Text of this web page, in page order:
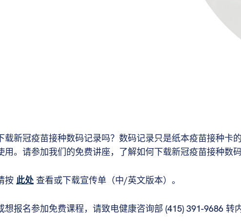
载新冠疫苗接种数码记录吗？数码记录只是纸本疫苗接种卡
用。请参加我们的免费讲座，了解如何下载新冠疫苗接种数码
按 此处查看或下载宣传单（中/英文版本）。
想报名参加免费课程，请致电健康咨询部 (415) 391-9686 转